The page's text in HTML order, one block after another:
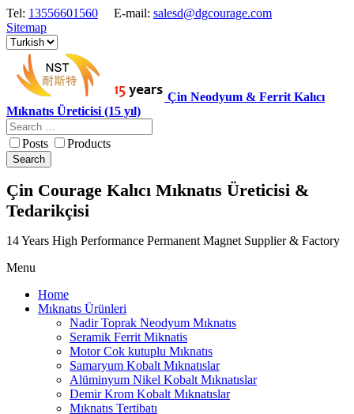
Tel: 13556601560 E-mail: salesd@dgcourage.com
Sitemap
Çin Neodyum & Ferrit Kalıcı
Mıknatıs Üreticisi (15 yıl)
Posts Products
Search
Çin Courage Kalıcı Mıknatıs Üreticisi &
Tedarikçisi
14 Years High Performance Permanent Magnet Supplier & Factory
Menu
Home
Mıknatıs Ürünleri
Nadir Toprak Neodyum Mıknatıs
Seramik Ferrit Miknatis
Motor Cok kutuplu Mıknatıs
Samaryum Kobalt Mıknatıslar
Alüminyum Nikel Kobalt Mıknatıslar
Demir Krom Kobalt Mıknatıslar
Mıknatıs Tertibatı